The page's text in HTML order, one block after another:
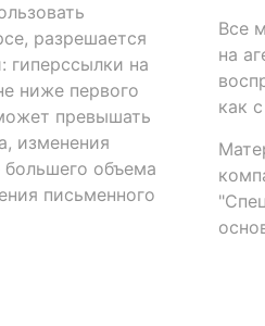
разрешается
гиперссылки на
ниже первого
превышать
изменения
большего объема
письменного
Все
на
как